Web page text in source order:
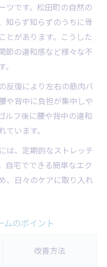
ツです。松田町の自然の
知らず知らずのうちに骨
とがあります。こうした
節の違和感など様々な不
反復により左右の筋肉バ
や背中に負担が集中しや
ルフ後に腰や背中の違和
います。
は、定期的なストレッチ
自宅でできる簡単なエク
、日々のケアに取り入れ
ムのポイント
改善方法